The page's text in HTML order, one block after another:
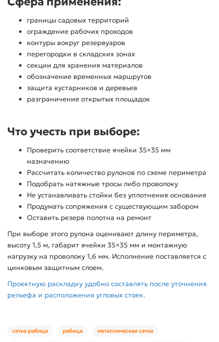
границы садовых территорий
ограждение рабочих проходов
контуры вокруг резервуаров
перегородки в складских зонах
секции для хранения материалов
обозначение временных маршрутов
защита кустарников и деревьев
разграничение открытых площадок
Что учесть при выборе:
Проверить соответствие ячейки 35×35 мм
назначению
Рассчитать количество рулонов по схеме периметра
Подобрать натяжные тросы либо проволоку
Не устанавливать стойки без уплотнения основания
Продумать сопряжения с существующим забором
Оставить резерв полотна на ремонт
При выборе этого рулона оценивают длину периметра,
высоту 1,5 м, габарит ячейки 35×35 мм и монтажную
нагрузку на проволоку 1,6 мм. Исполнение поставляется с
цинковым защитным слоем.
Проектную раскладку удобно составлять после уточнения
рельефа и расположения угловых стоек.
сетка рабица рабица металлическая сетка